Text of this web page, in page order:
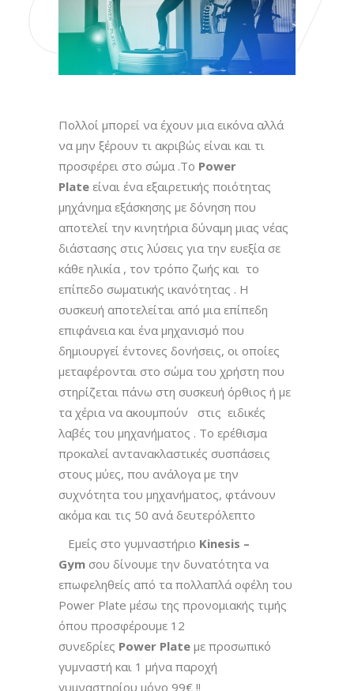
Πολλοί μπορεί να έχουν μια εικόνα αλλά
να μην ξέρουν τι ακριβώς είναι και τι
προσφέρει στο σώμα .Το Power
Plate είναι ένα εξαιρετικής ποιότητας
μηχάνημα εξάσκησης με δόνηση που
αποτελεί την κινητήρια δύναμη μιας νέας
διάστασης στις λύσεις για την ευεξία σε
κάθε ηλικία , τον τρόπο ζωής και το
επίπεδο σωματικής ικανότητας . Η
συσκευή αποτελείται από μια επίπεδη
επιφάνεια και ένα μηχανισμό που
δημιουργεί έντονες δονήσεις, οι οποίες
μεταφέρονται στο σώμα του χρήστη που
στηρίζεται πάνω στη συσκευή όρθιος ή με
τα χέρια να ακουμπούν στις ειδικές
λαβές του μηχανήματος . Το ερέθισμα
προκαλεί αντανακλαστικές συσπάσεις
στους μύες, που ανάλογα με την
συχνότητα του μηχανήματος, φτάνουν
ακόμα και τις 50 ανά δευτερόλεπτο
Εμείς στο γυμναστήριο Kinesis –
Gym σου δίνουμε την δυνατότητα να
επωφεληθείς από τα πολλαπλά οφέλη του
Power Plate μέσω της προνομιακής τιμής
όπου προσφέρουμε 12
συνεδρίες Power Plate με προσωπικό
γυμναστή και 1 μήνα παροχή
γυμναστηρίου μόνο 99€ !!